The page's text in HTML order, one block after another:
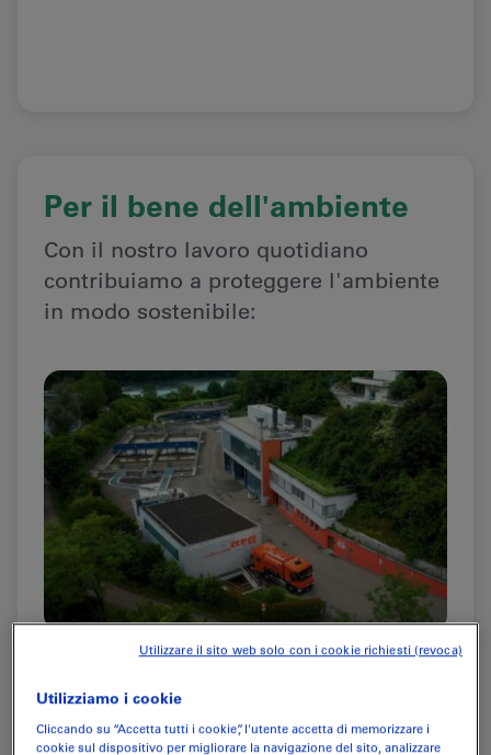
Per il bene dell'ambiente
Con il nostro lavoro quotidiano
contribuiamo a proteggere l'ambiente
in modo sostenibile:
Riciclaggio dell'acqua
Ricicliamo fino all’80% della nostra acqua di
lavaggio esaustasecondo le norme vigenti presso
Utilizziamo i cookie
Cliccando su “Accetta tutti i cookie”, l'utente accetta di memorizzare i
cookie sul dispositivo per migliorare la navigazione del sito, analizzare
Utilizzare il sito web solo con i cookie richiesti (revoca)